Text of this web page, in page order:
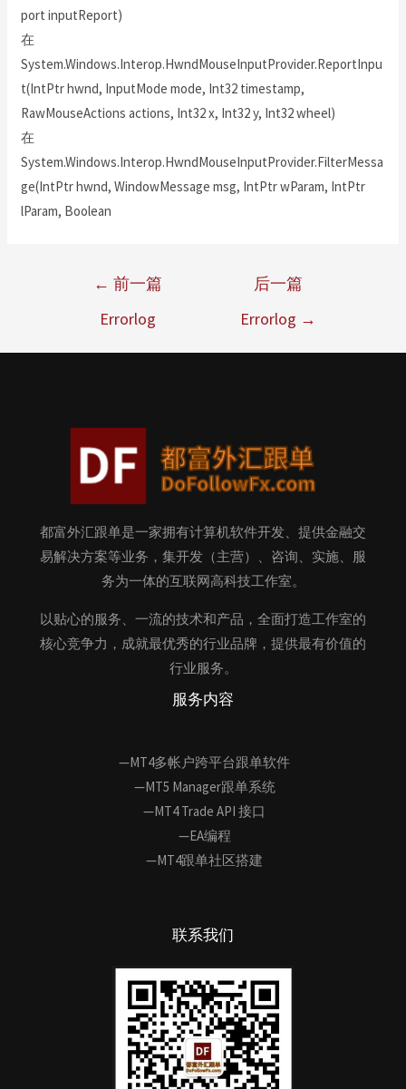
port inputReport)
在
System.Windows.Interop.HwndMouseInputProvider.ReportInpu
t(IntPtr hwnd, InputMode mode, Int32 timestamp,
RawMouseActions actions, Int32 x, Int32 y, Int32 wheel)
在
System.Windows.Interop.HwndMouseInputProvider.FilterMessa
ge(IntPtr hwnd, WindowMessage msg, IntPtr wParam, IntPtr
lParam, Boolean
← 前一篇
Errorlog
后一篇
Errorlog →
都富外汇跟单是一家拥有计算机软件开发、提供金融交
易解决方案等业务，集开发（主营）、咨询、实施、服
务为一体的互联网高科技工作室。
以贴心的服务、一流的技术和产品，全面打造工作室的
核心竞争力，成就最优秀的行业品牌，提供最有价值的
行业服务。
服务内容
—MT4多帐户跨平台跟单软件
—MT5 Manager跟单系统
—MT4 Trade API 接口
—EA编程
—MT4跟单社区搭建
联系我们